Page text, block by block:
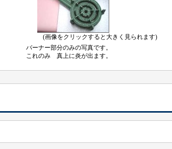
(画像をクリックすると大きく見られます)
バーナー部分のみの写真です。
これのみ 真上に炎が出ます。